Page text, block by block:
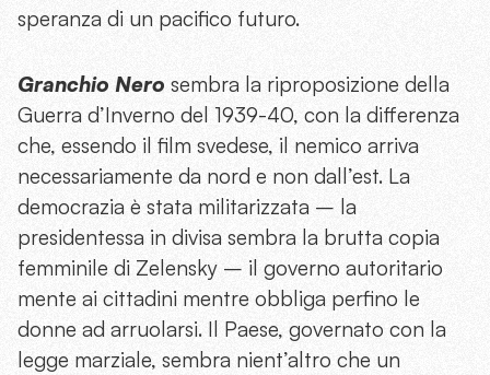
speranza di un pacifico futuro.
Granchio Nero sembra la riproposizione della
Guerra d’Inverno del 1939-40, con la differenza
che, essendo il film svedese, il nemico arriva
necessariamente da nord e non dall’est. La
democrazia è stata militarizzata – la
presidentessa in divisa sembra la brutta copia
femminile di Zelensky – il governo autoritario
mente ai cittadini mentre obbliga perfino le
donne ad arruolarsi. Il Paese, governato con la
legge marziale, sembra nient’altro che un